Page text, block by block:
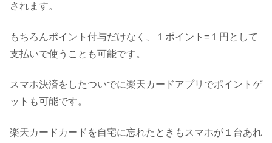
されます。
もちろんポイント付与だけなく、１ポイント=１円として
支払いで使うことも可能です。
スマホ決済をしたついでに楽天カードアプリでポイントゲ
ットも可能です。
楽天カードカードを自宅に忘れたときもスマホが１台あれ